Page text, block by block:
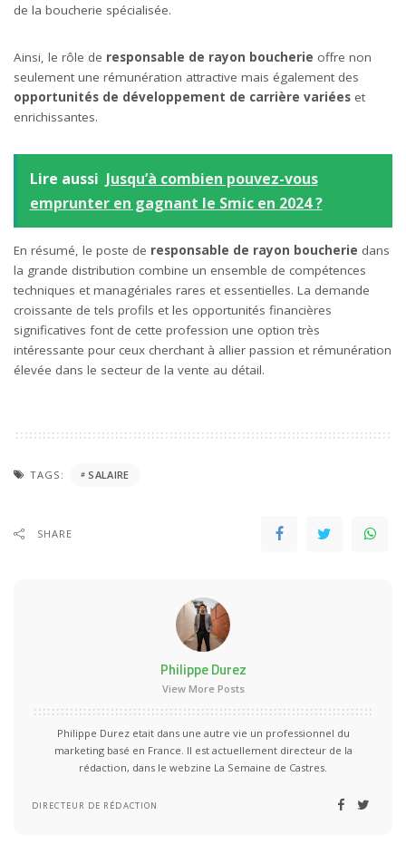
de la boucherie spécialisée.
Ainsi, le rôle de responsable de rayon boucherie offre non
seulement une rémunération attractive mais également des
opportunités de développement de carrière variées et
enrichissantes.
Lire aussi Jusqu’à combien pouvez-vous
emprunter en gagnant le Smic en 2024 ?
En résumé, le poste de responsable de rayon boucherie dans
la grande distribution combine un ensemble de compétences
techniques et managériales rares et essentielles. La demande
croissante de tels profils et les opportunités financières
significatives font de cette profession une option très
intéressante pour ceux cherchant à allier passion et rémunération
élevée dans le secteur de la vente au détail.
TAGS: SALAIRE
SHARE
Philippe Durez
View More Posts
Philippe Durez etait dans une autre vie un professionnel du
marketing basé en France. Il est actuellement directeur de la
rédaction, dans le webzine La Semaine de Castres.
DIRECTEUR DE RÉDACTION